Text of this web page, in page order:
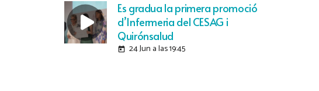
Es gradua la primera promoció
d’Infermeria del CESAG i
Quirónsalud
today 24 Jun a las 19:45